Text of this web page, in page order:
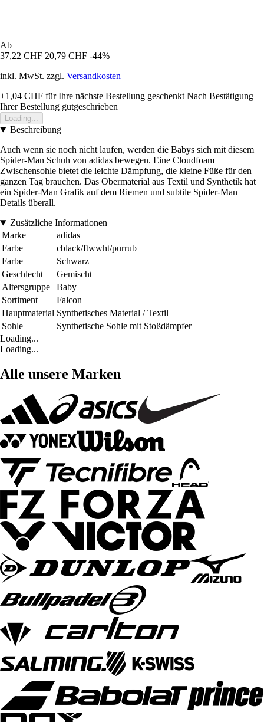
Ab
37,22 CHF 20,79 CHF -44%
inkl. MwSt. zzgl. Versandkosten
+1,04 CHF für Ihre nächste Bestellung geschenkt Nach Bestätigung
Ihrer Bestellung gutgeschrieben
Loading...
Beschreibung
Auch wenn sie noch nicht laufen, werden die Babys sich mit diesem
Spider-Man Schuh von adidas bewegen. Eine Cloudfoam
Zwischensohle bietet die leichte Dämpfung, die kleine Füße für den
ganzen Tag brauchen. Das Obermaterial aus Textil und Synthetik hat
ein Spider-Man Grafik auf dem Riemen und subtile Spider-Man
Details überall.
Zusätzliche Informationen
Marke
adidas
Farbe
cblack/ftwwht/purrub
Farbe
Schwarz
Geschlecht
Gemischt
Altersgruppe
Baby
Sortiment
Falcon
Hauptmaterial Synthetisches Material / Textil
Sohle
Synthetische Sohle mit Stoßdämpfer
Loading...
Loading...
Alle unsere Marken